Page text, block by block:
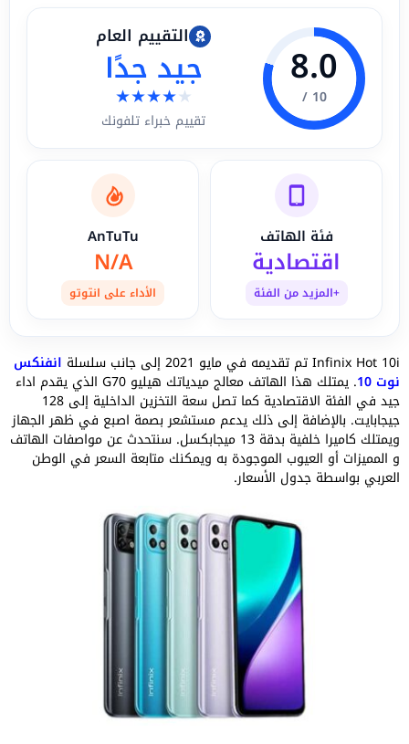
8.0
10 /
التقييم العام
جيد جدًا
★★★★★
تقييم خبراء تلفونك
فئة الهاتف
اقتصادية
+المزيد من الفئة
AnTuTu
N/A
الأداء على انتوتو
Infinix Hot 10i تم تقديمه في مايو 2021 إلى جانب سلسلة انفنكس
نوت 10 . يمتلك هذا الهاتف معالج ميدياتك هيليو G70 الذي يقدم اداء
جيد في الفئة الاقتصادية كما تصل سعة التخزين الداخلية إلى 128
جيجابايت. بالإضافة إلى ذلك يدعم مستشعر بصمة اصبع في ظهر الجهاز
ويمتلك كاميرا خلفية بدقة 13 ميجابكسل. سنتحدث عن مواصفات الهاتف
و المميزات أو العيوب الموجودة به ويمكنك متابعة السعر في الوطن
العربي بواسطة جدول الأسعار.